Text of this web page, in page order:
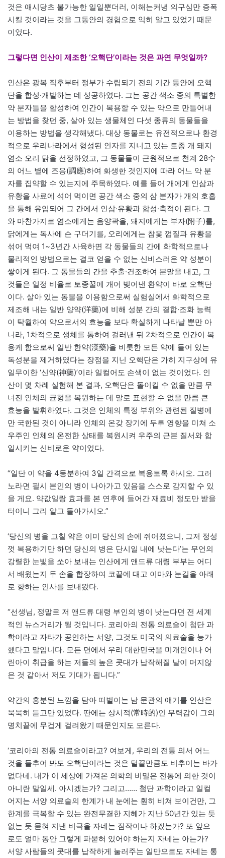
것은 애시당초 불가능한 일일뿐더러, 이해는커녕 의구심만 증폭
시킬 것이라는 것을 그동안의 경험으로 익히 알고 있었기 때문
이었다.
그렇다면 인산이 제조한 ‘오핵단’이라는 것은 과연 무엇일까?
인산은 광복 직후부터 정부가 수립되기 전의 기간 동안에 오핵
단을 합성·개발하는 데 성공하였다. 그는 공간 색소 중의 특별한
약 분자들을 합성하여 인간이 복용할 수 있는 약으로 만들어내
는 방법을 찾던 중, 살아 있는 생물체인 다섯 종류의 동물들을
이용하는 방법을 생각해냈다. 대상 동물로는 유전적으로나 환경
적으로 우리나라에서 형성된 인자를 지니고 있는 토종 개 돼지
염소 오리 닭을 선정하였고, 그 동물들이 근원적으로 천계 28수
의 어느 별에 조응(調應)하여 화생한 것인지에 따라 어느 약 분
자를 집약할 수 있는지에 주목하였다. 예를 들어 개에게 인삼과
유황을 사료에 섞어 먹이면 공간 색소 중의 삼 분자가 개의 호흡
을 통해 유입되어 그 간에서 인삼·유황과 합성·축적이 된다. 그
와 마찬가지로 염소에게는 음양곽을, 돼지에게는 부자(附子)를,
닭에게는 독사에 슨 구더기를, 오리에게는 참옻 껍질과 유황을
섞어 먹여 1~3년간 사육하면 각 동물들의 간에 화학적으로나
물리적인 방법으로는 결코 얻을 수 없는 신비스러운 약 성분이
쌓이게 된다. 그 동물들의 간을 추출·건조하여 분말을 내고, 그
것들은 일정 비율로 토종꿀에 개어 빚어낸 환약이 바로 오핵단
이다. 살아 있는 동물을 이용함으로써 실험실에서 화학적으로
제조해 내는 일반 양약(洋藥)에 비해 성분 간의 결합·조화 능력
이 탁월하여 약으로서의 효능을 보다 확실하게 나타날 뿐만 아
니라, 1차적으로 생체를 통하여 걸러낸 뒤 2차적으로 인간이 복
용케 함으로써 일반 한약(漢藥)을 비롯한 모든 약에 들어 있는
독성분을 제거하였다는 장점을 지닌 오핵단은 가히 지구상에 유
일무이한 ‘신약(神藥)’이라 일컬어도 손색이 없는 것이었다. 인
산이 몇 차례 실험해 본 결과, 오핵단은 돌이킬 수 없을 만큼 무
너진 인체의 균형을 복원하는 데 말로 표현할 수 없을 만큼 큰
효능을 발휘하였다. 그것은 인체의 특정 부위와 관련된 질병에
만 국한된 것이 아니라 인체의 온갖 장기에 두루 영향을 미쳐 소
우주인 인체의 온전한 상태를 복원시켜 우주의 근본 질서와 합
일시키는 신비로운 약이었다.
“일단 이 약을 4등분하여 3일 간격으로 복용토록 하시오. 그러
노라면 필시 본인의 병이 나아가고 있음을 스스로 감지할 수 있
을 게요. 약값일랑 효과를 본 연후에 들어간 재료비 정도만 받을
터이니 그리 알고 돌아가시오.”
‘당신의 병을 고칠 약은 이미 당신의 손에 쥐어졌으니, 그저 정성
껏 복용하기만 하면 당신의 병은 단시일 내에 낫는다’는 무언의
강렬한 눈빛을 쏘아 보내는 인산에게 앤드류 대령 부부는 어디
서 배웠는지 두 손을 합장하여 코끝에 대고 이마와 눈길을 아래
로 향하는 인사를 보내왔다.
“선생님, 정말로 저 앤드류 대령 부인의 병이 낫는다면 전 세계
적인 뉴스거리가 될 것입니다. 코리아의 전통 의료술이 첨단 과
학이라고 자타가 공인하는 서양, 그것도 미국의 의료술을 능가
했다고 말입니다. 모든 면에서 우리 대한민국을 미개인이나 어
린아이 취급을 하는 저들의 높은 콧대가 납작해질 날이 머지않
은 것 같아서 저도 기대가 됩니다.”
약간의 흥분된 느낌을 담아 떠벌이는 남 문관의 얘기를 인산은
묵묵히 듣고만 있었다. 딴에는 상시적(常時的)인 무력감이 그의
명치끝에 무겁게 걸려왔기 때문인지도 모른다.
‘코리아의 전통 의료술이라고? 여보게, 우리의 전통 의서 어느
것을 들추어 봐도 오핵단이라는 것은 털끝만큼도 비추이는 바가
없다네. 내가 이 세상에 가져온 의학의 비밀은 전통에 의한 것이
아니란 말일세. 아시겠는가? 그리고…… 첨단 과학이라고 일컬
어지는 서양 의료술의 한계가 내 눈에는 훤히 비쳐 보이건만, 그
한계를 극복할 수 있는 완전무결한 지혜가 지난 50년간 있는 듯
없는 듯 묻혀 지낸 비극을 자네는 짐작이나 하겠는가? 또 앞으
로도 얼마 동안 그렇게 파묻혀 있어야 하는지 자네는 아는가?
서양 사람들의 콧대를 납작하게 눌러주는 일만으로도 자네는 통